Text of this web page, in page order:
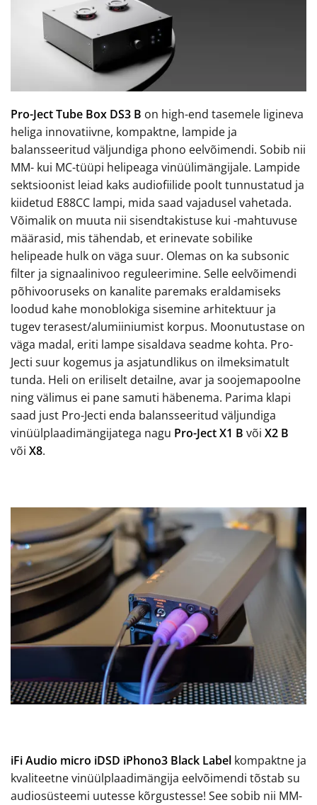
Pro-Ject Tube Box DS3 B on high-end tasemele ligineva
heliga innovatiivne, kompaktne, lampide ja
balansseeritud väljundiga phono eelvõimendi. Sobib nii
MM- kui MC-tüüpi helipeaga vinüülimängijale. Lampide
sektsioonist leiad kaks audiofiilide poolt tunnustatud ja
kiidetud E88CC lampi, mida saad vajadusel vahetada.
Võimalik on muuta nii sisendtakistuse kui -mahtuvuse
määrasid, mis tähendab, et erinevate sobilike
helipeade hulk on väga suur. Olemas on ka subsonic
filter ja signaalinivoo reguleerimine. Selle eelvõimendi
põhivooruseks on kanalite paremaks eraldamiseks
loodud kahe monoblokiga sisemine arhitektuur ja
tugev terasest/alumiiniumist korpus. Moonutustase on
väga madal, eriti lampe sisaldava seadme kohta. Pro-
Jecti suur kogemus ja asjatundlikus on ilmeksimatult
tunda. Heli on eriliselt detailne, avar ja soojemapoolne
ning välimus ei pane samuti häbenema. Parima klapi
saad just Pro-Jecti enda balansseeritud väljundiga
vinüülplaadimängijatega nagu Pro-Ject X1 B või X2 B
või X8.
iFi Audio micro iDSD iPhono3 Black Label kompaktne ja
kvaliteetne vinüülplaadimängija eelvõimendi tõstab su
audiosüsteemi uutesse kõrgustesse! See sobib nii MM-